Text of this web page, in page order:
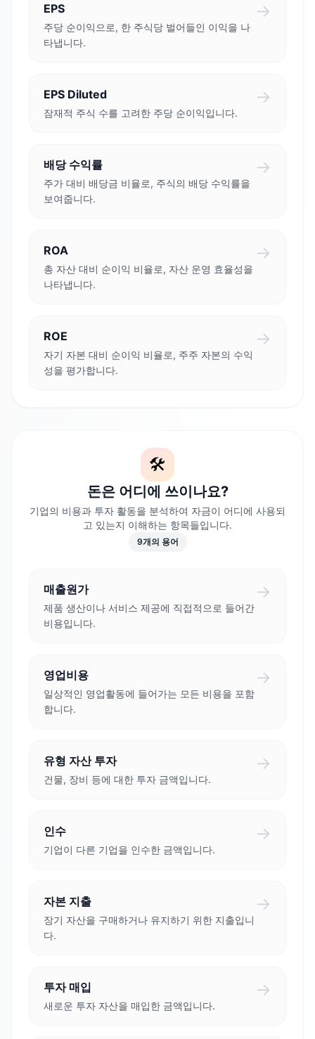
EPS
주당 순이익으로, 한 주식당 벌어들인 이익을 나
타냅니다.
→
EPS Diluted
잠재적 주식 수를 고려한 주당 순이익입니다.
→
배당 수익률
주가 대비 배당금 비율로, 주식의 배당 수익률을
보여줍니다.
→
ROA
총 자산 대비 순이익 비율로, 자산 운영 효율성을
나타냅니다.
→
ROE
자기 자본 대비 순이익 비율로, 주주 자본의 수익
성을 평가합니다.
→
🛠️
돈은 어디에 쓰이나요?
기업의 비용과 투자 활동을 분석하여 자금이 어디에 사용되
고 있는지 이해하는 항목들입니다.
9개의 용어
매출원가
제품 생산이나 서비스 제공에 직접적으로 들어간
비용입니다.
→
영업비용
일상적인 영업활동에 들어가는 모든 비용을 포함
합니다.
→
유형 자산 투자
건물, 장비 등에 대한 투자 금액입니다.
→
인수
기업이 다른 기업을 인수한 금액입니다.
→
자본 지출
장기 자산을 구매하거나 유지하기 위한 지출입니
다.
→
투자 매입
새로운 투자 자산을 매입한 금액입니다.
→